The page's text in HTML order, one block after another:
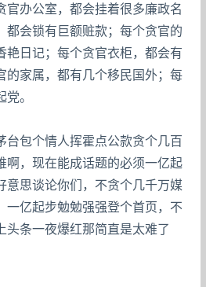
官办公室，都会挂着很多廉政名
都会锁有巨额赃款；每个贪官的
艳日记；每个贪官衣柜，都会有
的家属，都有几个移民国外；每
。
包个情人挥霍点公款贪个几百
啊，现在能成话题的必须一亿起
意思谈论你们，不贪个几千万媒
一亿起步勉勉强强登个首页，不
头条一夜爆红那简直是太难了